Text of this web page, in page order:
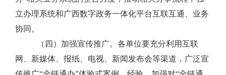
立办理系统和广西数字政务一体化平台互联互通、业务
协同。
（四）加强宣传推广。 各单位要充分利用互联
网、新媒体、报纸、电视、新闻发布会等渠道，广泛宣